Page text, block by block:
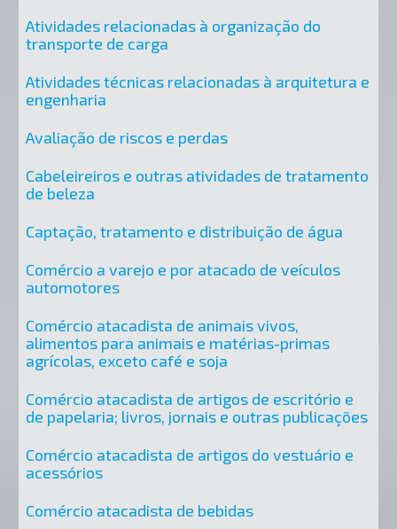
Atividades relacionadas à organização do
transporte de carga
Atividades técnicas relacionadas à arquitetura e
engenharia
Avaliação de riscos e perdas
Cabeleireiros e outras atividades de tratamento
de beleza
Captação, tratamento e distribuição de água
Comércio a varejo e por atacado de veículos
automotores
Comércio atacadista de animais vivos,
alimentos para animais e matérias-primas
agrícolas, exceto café e soja
Comércio atacadista de artigos de escritório e
de papelaria; livros, jornais e outras publicações
Comércio atacadista de artigos do vestuário e
acessórios
Comércio atacadista de bebidas